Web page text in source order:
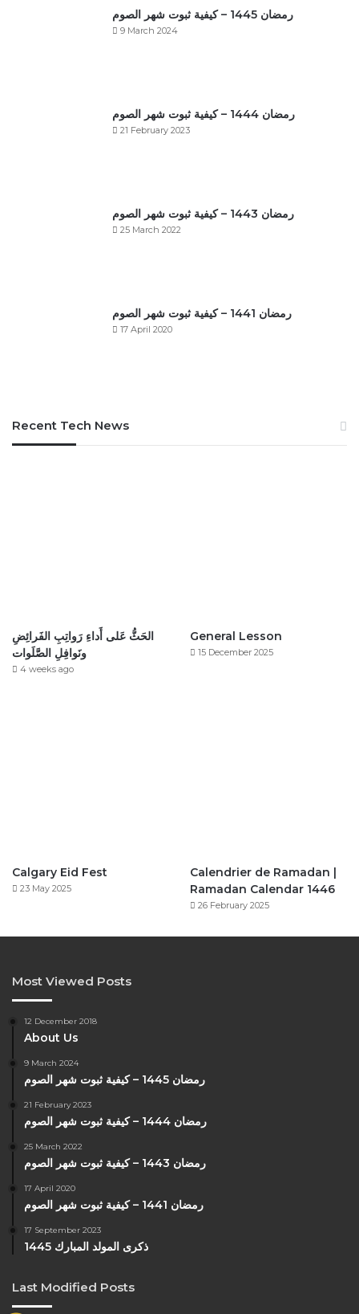
رمضان 1445 – كيفية ثبوت شهر الصوم
9 March 2024
رمضان 1444 – كيفية ثبوت شهر الصوم
21 February 2023
رمضان 1443 – كيفية ثبوت شهر الصوم
25 March 2022
رمضان 1441 – كيفية ثبوت شهر الصوم
17 April 2020
Recent Tech News
الحَثُّ عَلى أَداءِ رَواتِبِ الفَرائِضِ
ونَوافِلِ الصَّلَوات
4 weeks ago
General Lesson
15 December 2025
Calgary Eid Fest
23 May 2025
Calendrier de Ramadan |
Ramadan Calendar 1446
26 February 2025
Most Viewed Posts
12 December 2018
About Us
9 March 2024
رمضان 1445 – كيفية ثبوت شهر الصوم
21 February 2023
رمضان 1444 – كيفية ثبوت شهر الصوم
25 March 2022
رمضان 1443 – كيفية ثبوت شهر الصوم
17 April 2020
رمضان 1441 – كيفية ثبوت شهر الصوم
17 September 2023
ذكرى المولد المبارك 1445
Last Modified Posts